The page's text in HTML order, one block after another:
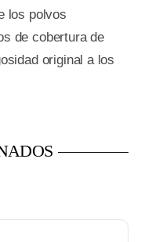
los polvos
de cobertura de
original a los